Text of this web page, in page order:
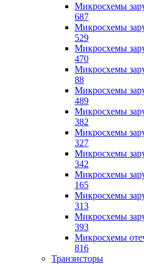
Микросхемы
687
Микросхемы
529
Микросхемы
470
Микросхемы
88
Микросхемы
489
Микросхемы
382
Микросхемы
327
Микросхемы
342
Микросхемы
165
Микросхемы
313
Микросхемы
393
Микросхемы
816
Транзисторы